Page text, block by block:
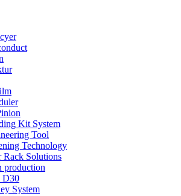
Kit System
Tool
Technology
Rack Solutions
production
D30
System